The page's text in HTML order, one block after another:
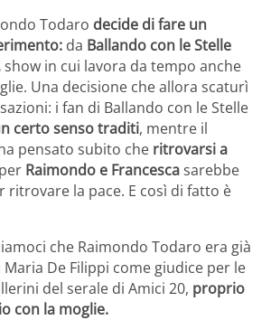
Todaro decide di fare un
da Ballando con le Stelle
show in cui lavora da tempo anche
Una decisione che allora scaturì
i fan di Ballando con le Stelle
certo senso traditi, mentre il
pensato subito che ritrovarsi a
Raimondo e Francescasarebbe
la pace. E così di fatto è
che Raimondo Todaro era già
De Filippi come giudice per le
del serale di Amici 20, proprio
con la moglie.